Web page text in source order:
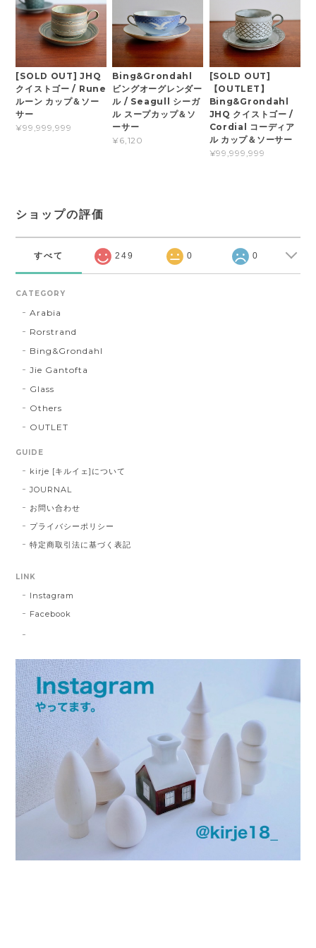
[SOLD OUT] JHQ
クイストゴー / Rune
ルーン カップ＆ソー
サー
¥99,999,999
Bing&Grondahl
ビングオーグレンダー
ル / Seagull シーガ
ル スープカップ＆ソ
ーサー
¥6,120
[SOLD OUT]
【OUTLET】
Bing&Grondahl
JHQ クイストゴー /
Cordial コーディア
ル カップ＆ソーサー
¥99,999,999
ショップの評価
すべて 249 0 0
CATEGORY
Arabia
Rorstrand
Bing&Grondahl
Jie Gantofta
Glass
Others
OUTLET
GUIDE
kirje [キルイェ]について
JOURNAL
お問い合わせ
プライバシーポリシー
特定商取引法に基づく表記
LINK
Instagram
Facebook